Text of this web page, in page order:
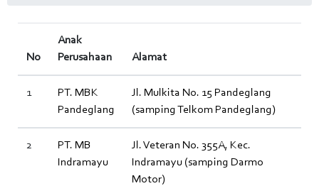
No
Anak
Perusahaan
Alamat
1
PT. MBK
Pandeglang
Jl. Mulkita No. 15 Pandeglang
(samping Telkom Pandeglang)
2
PT. MB
Indramayu
Jl. Veteran No. 355A, Kec.
Indramayu (samping Darmo
Motor)